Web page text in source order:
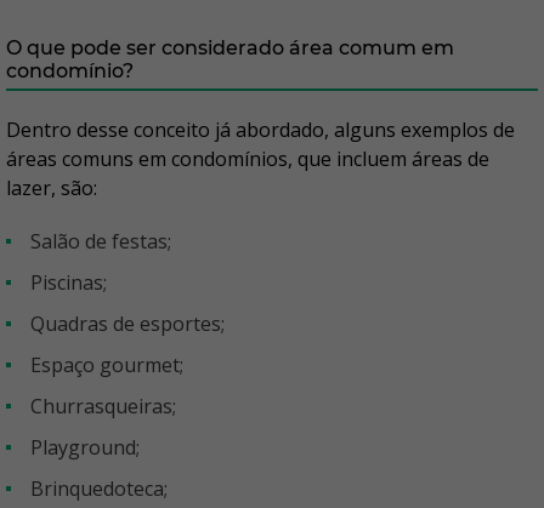
O que pode ser considerado área comum em
condomínio?
Dentro desse conceito já abordado, alguns exemplos de
áreas comuns em condomínios, que incluem áreas de
lazer, são:
Salão de festas;
Piscinas;
Quadras de esportes;
Espaço gourmet;
Churrasqueiras;
Playground;
Brinquedoteca;